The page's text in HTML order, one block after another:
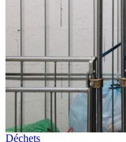
Déchets